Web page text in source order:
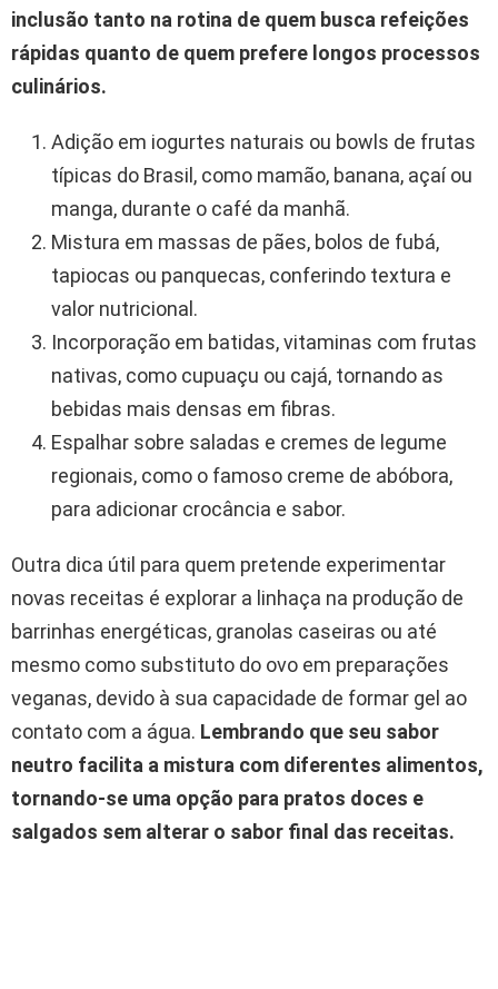
inclusão tanto na rotina de quem busca refeições
rápidas quanto de quem prefere longos processos
culinários.
Adição em iogurtes naturais ou bowls de frutas
típicas do Brasil, como mamão, banana, açaí ou
manga, durante o café da manhã.
Mistura em massas de pães, bolos de fubá,
tapiocas ou panquecas, conferindo textura e
valor nutricional.
Incorporação em batidas, vitaminas com frutas
nativas, como cupuaçu ou cajá, tornando as
bebidas mais densas em fibras.
Espalhar sobre saladas e cremes de legume
regionais, como o famoso creme de abóbora,
para adicionar crocância e sabor.
Outra dica útil para quem pretende experimentar
novas receitas é explorar a linhaça na produção de
barrinhas energéticas, granolas caseiras ou até
mesmo como substituto do ovo em preparações
veganas, devido à sua capacidade de formar gel ao
contato com a água. Lembrando que seu sabor
neutro facilita a mistura com diferentes alimentos,
tornando-se uma opção para pratos doces e
salgados sem alterar o sabor final das receitas.